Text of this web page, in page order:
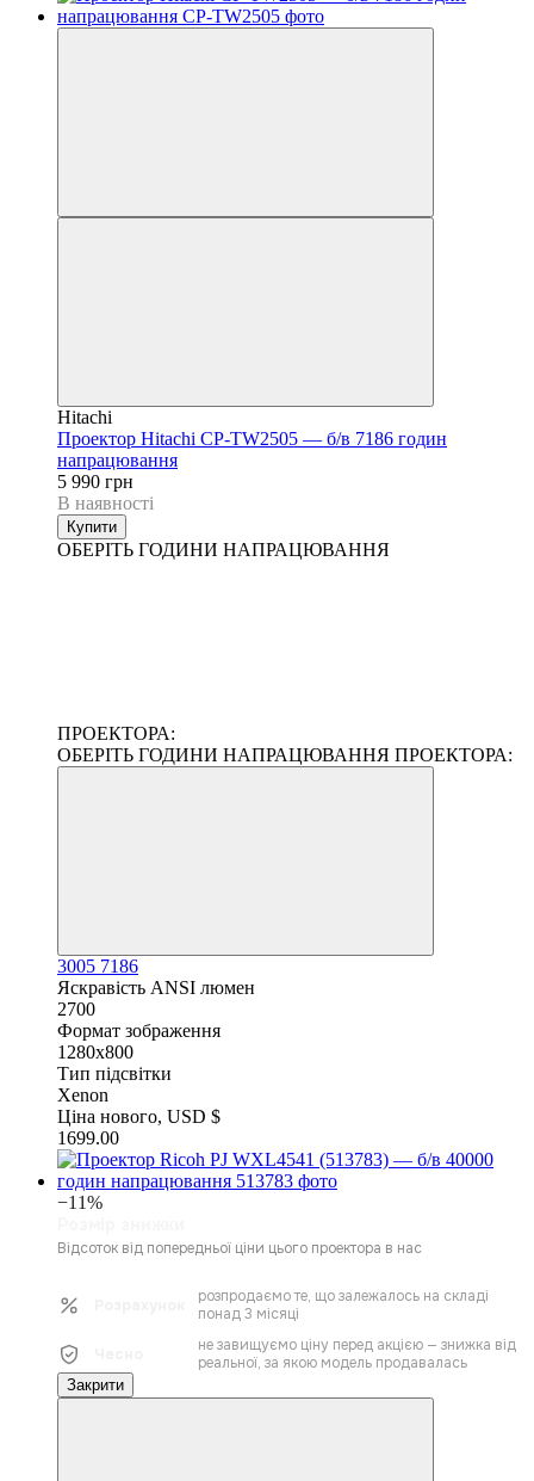
Hitachi
Проектор Hitachi CP-TW2505 — б/в 7186 годин
напрацювання
5 990 грн
В наявності
Купити
ОБЕРІТЬ ГОДИНИ НАПРАЦЮВАННЯ
ПРОЕКТОРА:
ОБЕРІТЬ ГОДИНИ НАПРАЦЮВАННЯ ПРОЕКТОРА:
3005 7186
Яскравість ANSI люмен
2700
Формат зображення
1280x800
Тип підсвітки
Xenon
Ціна нового, USD $
1699.00
−11%
Відсоток від попередньої ціни цього проектора в нас
розпродаємо те, що залежалось на складі
понад 3 місяці
не завищуємо ціну перед акцією — знижка від
реальної, за якою модель продавалась
Закрити